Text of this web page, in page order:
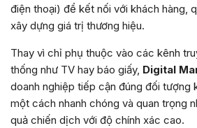
điện thoại) để kết nối với khách hàng,
xây dựng giá trị thương hiệu.
Thay vì chỉ phụ thuộc vào các kênh
thống như TV hay báo giấy, Digital
doanh nghiệp tiếp cận đúng đối tượng
một cách nhanh chóng và quan trọng
quả chiến dịch với độ chính xác cao.